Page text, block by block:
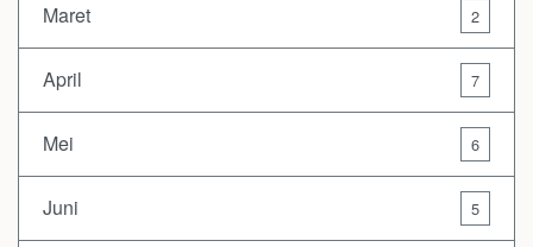
Maret 2
April 7
Mei 6
Juni 5